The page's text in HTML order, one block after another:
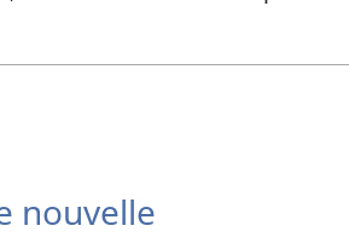
nouvelle